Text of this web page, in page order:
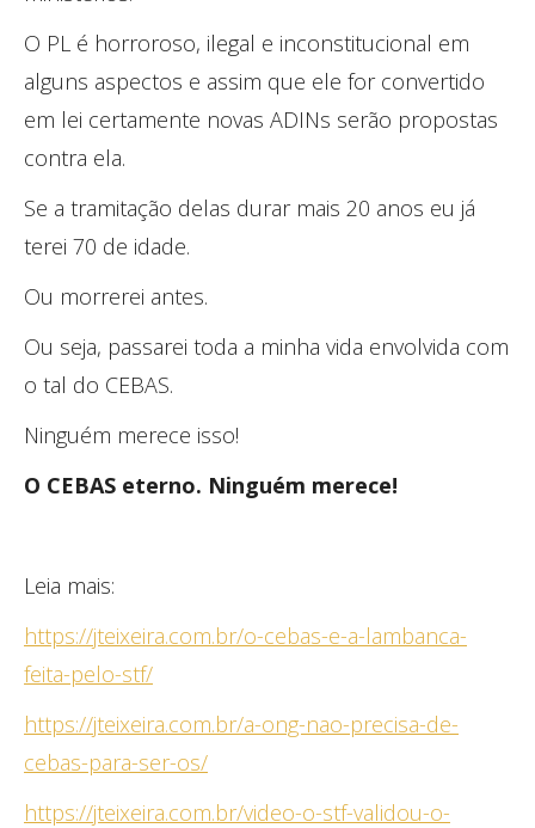
O PL é horroroso, ilegal e inconstitucional em
alguns aspectos e assim que ele for convertido
em lei certamente novas ADINs serão propostas
contra ela.
Se a tramitação delas durar mais 20 anos eu já
terei 70 de idade.
Ou morrerei antes.
Ou seja, passarei toda a minha vida envolvida com
o tal do CEBAS.
Ninguém merece isso!
O CEBAS eterno. Ninguém merece!
Leia mais:
https://jteixeira.com.br/o-cebas-e-a-lambanca-
feita-pelo-stf/
https://jteixeira.com.br/a-ong-nao-precisa-de-
cebas-para-ser-os/
https://jteixeira.com.br/video-o-stf-validou-o-